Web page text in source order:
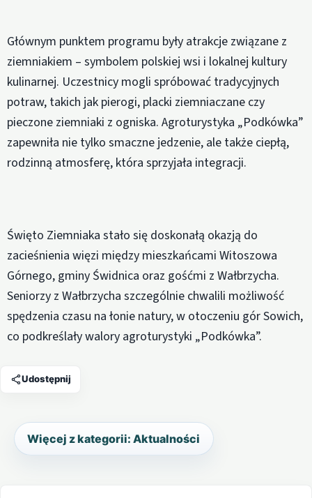
Głównym punktem programu były atrakcje związane z
ziemniakiem – symbolem polskiej wsi i lokalnej kultury
kulinarnej. Uczestnicy mogli spróbować tradycyjnych
potraw, takich jak pierogi, placki ziemniaczane czy
pieczone ziemniaki z ogniska. Agroturystyka „Podkówka”
zapewniła nie tylko smaczne jedzenie, ale także ciepłą,
rodzinną atmosferę, która sprzyjała integracji.
Święto Ziemniaka stało się doskonałą okazją do
zacieśnienia więzi między mieszkańcami Witoszowa
Górnego, gminy Świdnica oraz gośćmi z Wałbrzycha.
Seniorzy z Wałbrzycha szczególnie chwalili możliwość
spędzenia czasu na łonie natury, w otoczeniu gór Sowich,
co podkreślały walory agroturystyki „Podkówka”.
Udostępnij
Więcej z kategorii: Aktualności